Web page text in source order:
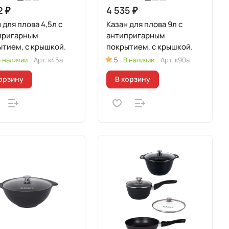
₽
для плова 4,5л с
с крышкой.
наличии Арт. к45а
4 535 ₽
Казан для плова 9л с
антипригарным
покрытием, с крышкой.
5 В наличии Арт. к90а
В корзину